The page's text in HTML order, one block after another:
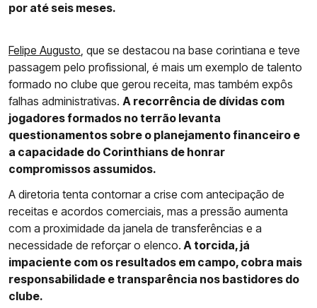
por até seis meses.
Felipe Augusto, que se destacou na base corintiana e teve
passagem pelo profissional, é mais um exemplo de talento
formado no clube que gerou receita, mas também expôs
falhas administrativas. A recorrência de dívidas com
jogadores formados no terrão levanta
questionamentos sobre o planejamento financeiro e
a capacidade do Corinthians de honrar
compromissos assumidos.
A diretoria tenta contornar a crise com antecipação de
receitas e acordos comerciais, mas a pressão aumenta
com a proximidade da janela de transferências e a
necessidade de reforçar o elenco. A torcida, já
impaciente com os resultados em campo, cobra mais
responsabilidade e transparência nos bastidores do
clube.